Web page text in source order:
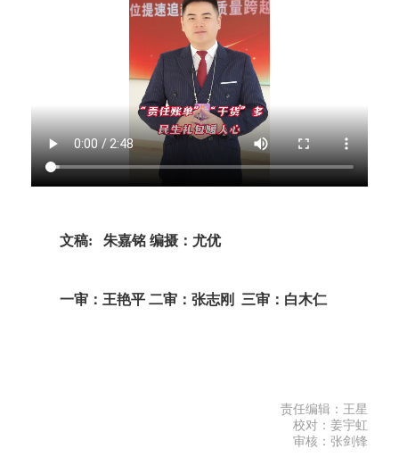
文稿: 朱嘉铭 编摄：尤优
一审：王艳平 二审：张志刚 三审：白木仁
责任编辑：王星
校对：姜宇虹
审核：张剑锋